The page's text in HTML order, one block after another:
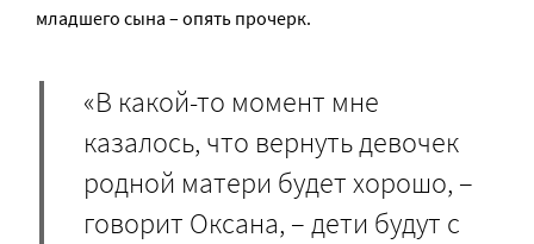
младшего сына – опять прочерк.
«В какой-то момент мне
казалось, что вернуть девочек
родной матери будет хорошо, –
говорит Оксана, – дети будут с